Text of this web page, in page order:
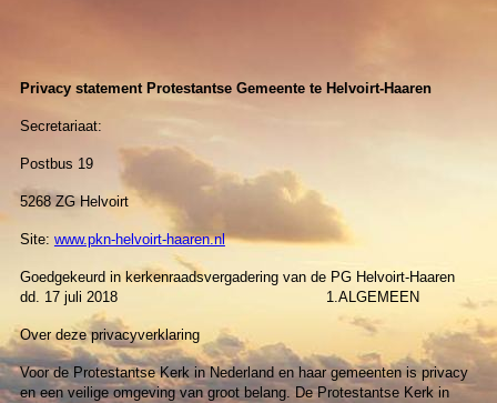
Privacy statement Protestantse Gemeente te Helvoirt-Haaren
Secretariaat:
Postbus 19
5268 ZG Helvoirt
Site: www.pkn-helvoirt-haaren.nl
Goedgekeurd in kerkenraadsvergadering van de PG Helvoirt-Haaren
dd. 17 juli 2018 1.ALGEMEEN
Over deze privacyverklaring
Voor de Protestantse Kerk in Nederland en haar gemeenten is privacy
en een veilige omgeving van groot belang. De Protestantse Kerk in